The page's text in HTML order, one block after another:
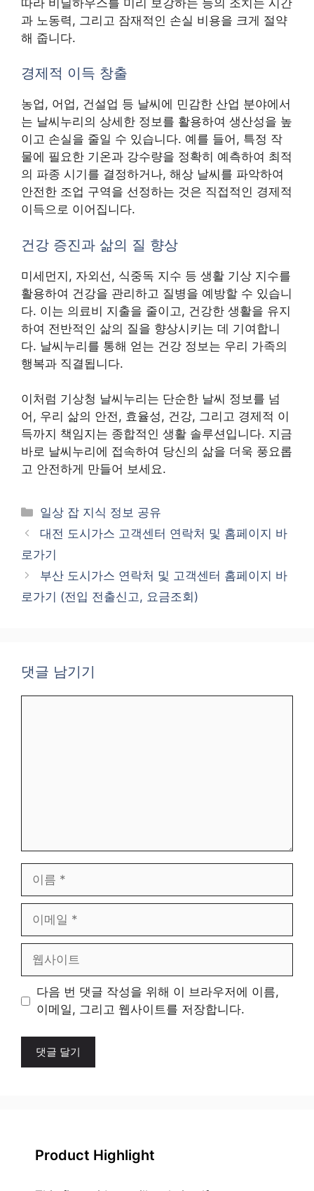
과 노동력, 그리고 잠재적인 손실 비용을 크게 절약
해 줍니다.
경제적 이득 창출
농업, 어업, 건설업 등 날씨에 민감한 산업 분야에서
는 날씨누리의 상세한 정보를 활용하여 생산성을 높
이고 손실을 줄일 수 있습니다. 예를 들어, 특정 작
물에 필요한 기온과 강수량을 정확히 예측하여 최적
의 파종 시기를 결정하거나, 해상 날씨를 파악하여
안전한 조업 구역을 선정하는 것은 직접적인 경제적
이득으로 이어집니다.
건강 증진과 삶의 질 향상
미세먼지, 자외선, 식중독 지수 등 생활 기상 지수를
활용하여 건강을 관리하고 질병을 예방할 수 있습니
다. 이는 의료비 지출을 줄이고, 건강한 생활을 유지
하여 전반적인 삶의 질을 향상시키는 데 기여합니
다. 날씨누리를 통해 얻는 건강 정보는 우리 가족의
행복과 직결됩니다.
이처럼 기상청 날씨누리는 단순한 날씨 정보를 넘
어, 우리 삶의 안전, 효율성, 건강, 그리고 경제적 이
득까지 책임지는 종합적인 생활 솔루션입니다. 지금
바로 날씨누리에 접속하여 당신의 삶을 더욱 풍요롭
고 안전하게 만들어 보세요.
카
테
리
일상 잡 지식 정보 공유
대전 도시가스 고객센터 연락처 및 홈페이지 바
로가기
부산 도시가스 연락처 및 고객센터 홈페이지 바
로가기 (전입 전출신고, 요금조회)
댓글 남기기
일
트
다음 번 댓글 작성을 위해 이 브라우저에 이름,
이메일, 그리고 웹사이트를 저장합니다.
Product Highlight